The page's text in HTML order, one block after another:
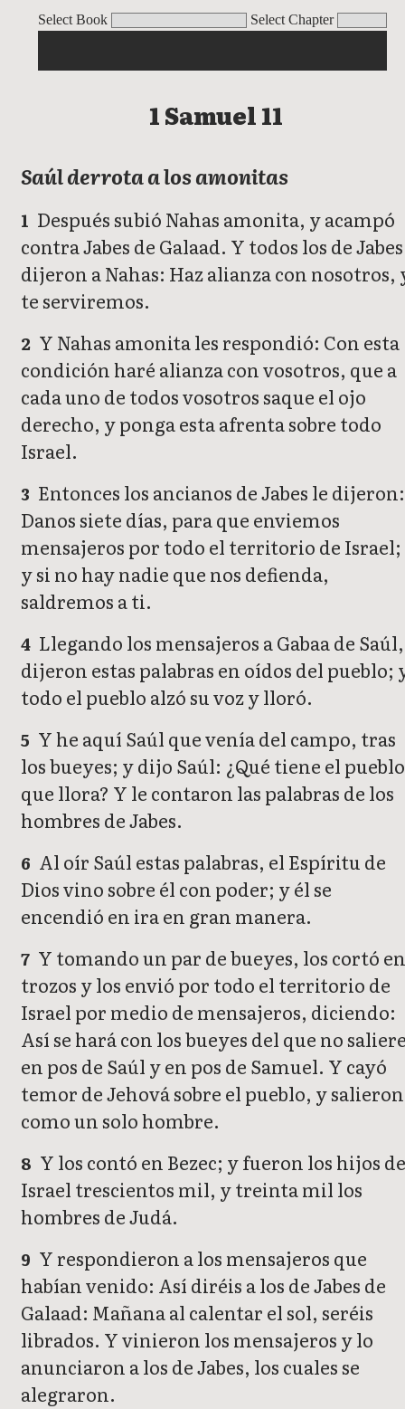
Select Book Select Chapter
1 Samuel
1 Samuel 11
Saúl derrota a los amonitas
1 Después subió Nahas amonita, y acampó
contra Jabes de Galaad. Y todos los de Jabes
dijeron a Nahas: Haz alianza con nosotros,
te serviremos.
2 Y Nahas amonita les respondió: Con esta
condición haré alianza con vosotros, que a
cada uno de todos vosotros saque el ojo
derecho, y ponga esta afrenta sobre todo
Israel.
3 Entonces los ancianos de Jabes le dijeron:
Danos siete días, para que enviemos
mensajeros por todo el territorio de Israel;
y si no hay nadie que nos defienda,
saldremos a ti.
4 Llegando los mensajeros a Gabaa de Saúl,
dijeron estas palabras en oídos del pueblo;
todo el pueblo alzó su voz y lloró.
5 Y he aquí Saúl que venía del campo, tras
los bueyes; y dijo Saúl: ¿Qué tiene el
que llora? Y le contaron las palabras de los
hombres de Jabes.
6 Al oír Saúl estas palabras, el Espíritu de
Dios vino sobre él con poder; y él se
encendió en ira en gran manera.
7 Y tomando un par de bueyes, los cortó
trozos y los envió por todo el territorio de
Israel por medio de mensajeros, diciendo:
Así se hará con los bueyes del que no
en pos de Saúl y en pos de Samuel. Y cayó
temor de Jehová sobre el pueblo, y salieron
como un solo hombre.
8 Y los contó en Bezec; y fueron los hijos
Israel trescientos mil, y treinta mil los
hombres de Judá.
9 Y respondieron a los mensajeros que
habían venido: Así diréis a los de Jabes de
Galaad: Mañana al calentar el sol, seréis
librados. Y vinieron los mensajeros y lo
anunciaron a los de Jabes, los cuales se
alegraron.